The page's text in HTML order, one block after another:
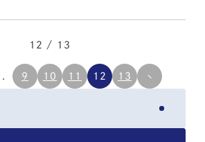
12 / 13
9 10 11 12 13